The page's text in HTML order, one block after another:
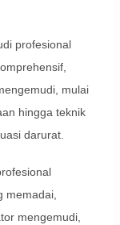
profesional
mulai
hingga teknik
darurat.
memadai,
mengemudi,